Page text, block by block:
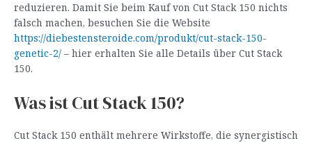
reduzieren. Damit Sie beim Kauf von Cut Stack 150 nichts
falsch machen, besuchen Sie die Website
https://diebestensteroide.com/produkt/cut-stack-150-
genetic-2/ – hier erhalten Sie alle Details über Cut Stack
150.
Was ist Cut Stack 150?
Cut Stack 150 enthält mehrere Wirkstoffe, die synergistisch